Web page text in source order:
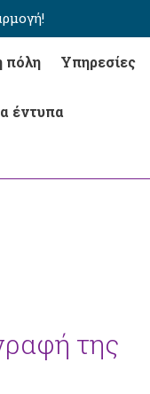
πόλη Υπηρεσίες
έντυπα
της